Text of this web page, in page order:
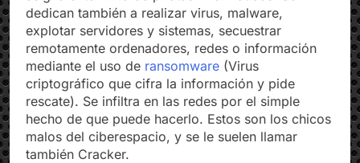
dedican también a realizar virus, malware,
explotar servidores y sistemas, secuestrar
remotamente ordenadores, redes o información
mediante el uso de ransomware (Virus
criptográfico que cifra la información y pide
rescate). Se infiltra en las redes por el simple
hecho de que puede hacerlo. Estos son los chicos
malos del ciberespacio, y se le suelen llamar
también Cracker.